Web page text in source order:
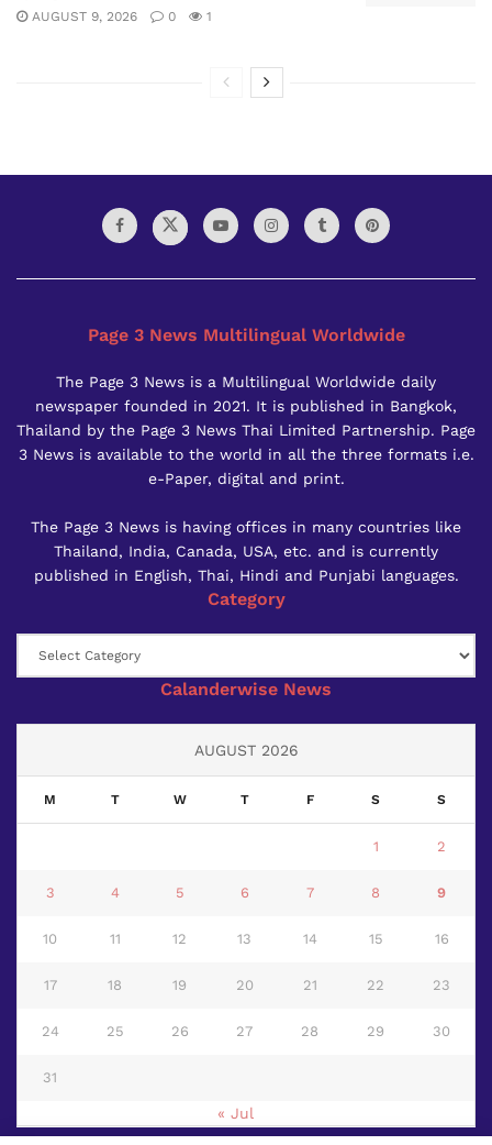
AUGUST 9, 2026
0 1
Page 3 News Multilingual Worldwide
The Page 3 News is a Multilingual Worldwide daily
newspaper founded in 2021. It is published in Bangkok,
Thailand by the Page 3 News Thai Limited Partnership. Page
3 News is available to the world in all the three formats i.e.
e-Paper, digital and print.
The Page 3 News is having offices in many countries like
Thailand, India, Canada, USA, etc. and is currently
published in English, Thai, Hindi and Punjabi languages.
Category
Calanderwise News
AUGUST 2026
M T W T F S S
1 2
3 4 5 6 7 8 9
10 11 12 13 14 15 16
17 18 19 20 21 22 23
24 25 26 27 28 29 30
31
« Jul